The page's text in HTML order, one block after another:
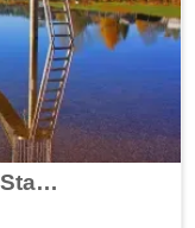
Freizeitzentrum Losheimer Stausee